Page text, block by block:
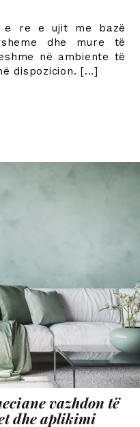
e re e ujit me bazë
dhe mure të
në ambiente të
dispozicion. [...]
vazhdon të
dhe aplikimi